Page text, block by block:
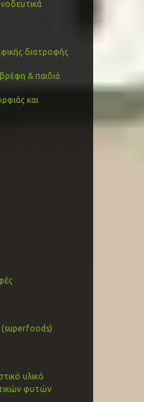
διατροφής
& παιδιά
και
(superfoods)
υλικό
φυτών